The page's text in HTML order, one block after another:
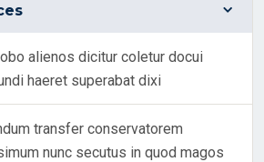
alienos dicitur coletur docui
haeret superabat dixi
transfer conservatorem
nunc secutus in quod magos